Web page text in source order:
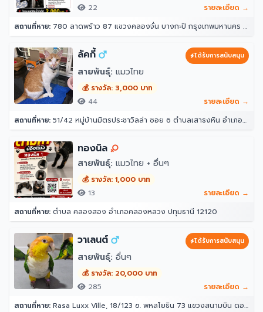
22
รายละเอียด →
สถานที่หาย: 780 ลาดพร้าว 87 แขวงคลองจั่น บางกะปิ กรุงเทพมหานคร 10240
ลัคกี้ ได้รับการสนับสนุน
สายพันธุ์: แมวไทย
💰 รางวัล: 3,000 บาท
44
รายละเอียด →
สถานที่หาย: 51/42 หมู่บ้านมิตรประชาวิลล่า ซอย 6 ตำบลเสาธงหิน อำเภอบางใหญ่ นนทบุรี 11140
ทองนิล
สายพันธุ์: แมวไทย + อื่นๆ
💰 รางวัล: 1,000 บาท
13
รายละเอียด →
สถานที่หาย: ตำบล คลองสอง อำเภอคลองหลวง ปทุมธานี 12120
วาเลนต์ ได้รับการสนับสนุน
สายพันธุ์: อื่นๆ
💰 รางวัล: 20,000 บาท
285
รายละเอียด →
สถานที่หาย: Rasa Luxx Ville, 18/123 ซ. พหลโยธิน 73 แขวงสนามบิน ดอนเมือง กรุงเทพมหานคร 10210